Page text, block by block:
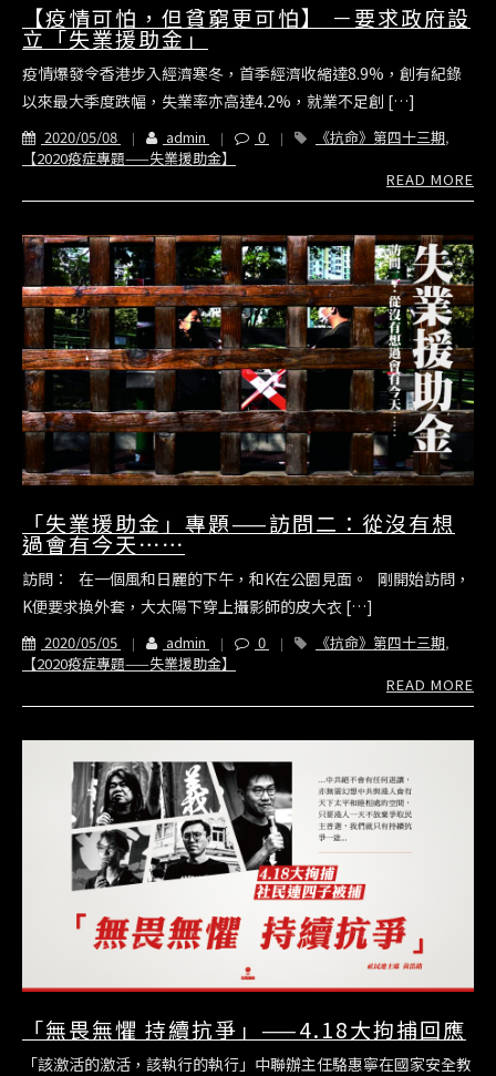
【疫情可怕，但貧窮更可怕】 －要求政府設
立「失業援助金」
疫情爆發令香港步入經濟寒冬，首季經濟收縮達8.9%，創有紀錄
以來最大季度跌幅，失業率亦高達4.2%，就業不足創 […]
2020/05/08 admin 0 《抗命》第四十三期,
【2020疫症專題——失業援助金】
READ MORE
「失業援助金」專題——訪問二：從沒有想
過會有今天⋯⋯
訪問： 在一個風和日麗的下午，和K在公園見面。 剛開始訪問，
K便要求換外套，大太陽下穿上攝影師的皮大衣 […]
2020/05/05 admin 0 《抗命》第四十三期,
【2020疫症專題——失業援助金】
READ MORE
「無畏無懼 持續抗爭」——4.18大拘捕回應
「該激活的激活，該執行的執行」中聯辦主任駱惠寧在國家安全教